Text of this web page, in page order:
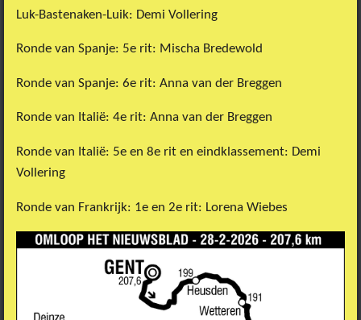
Luk-Bastenaken-Luik: Demi Vollering
Ronde van Spanje: 5e rit: Mischa Bredewold
Ronde van Spanje: 6e rit: Anna van der Breggen
Ronde van Italië: 4e rit: Anna van der Breggen
Ronde van Italië: 5e en 8e rit en eindklassement: Demi
Vollering
Ronde van Frankrijk: 1e en 2e rit: Lorena Wiebes